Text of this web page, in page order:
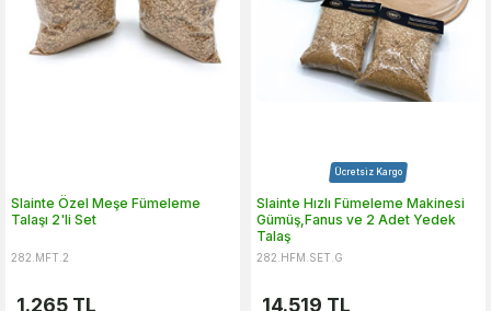
Slainte Özel Meşe Fümeleme
Talaşı 2'li Set
282.MFT.2
1.265 TL
Ücretsiz Kargo
Slainte Hızlı Fümeleme Makinesi
Gümüş,Fanus ve 2 Adet Yedek
Talaş
282.HFM.SET.G
14.519 TL